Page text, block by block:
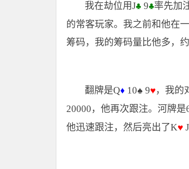
我在劫位用J♣ 9♣率先加
的常客玩家。我之前和他在
筹码，我的筹码量比他多，约
翻牌是Q♦ 10♠ 9♥，我的
20000，他再次跟注。河牌是
他迅速跟注，然后亮出了K♥ J